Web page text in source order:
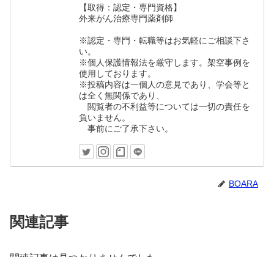
【取得：認定・専門資格】
外来がん治療専門薬剤師
※認定・専門・転職等はお気軽にご相談下さ
い。
※個人保護情報法を厳守します。架空事例を
使用しております。
※投稿内容は一個人の意見であり、学会等と
は全く無関係であり、
閲覧者の不利益等については一切の責任を
負いません。
事前にご了承下さい。
BOARA
関連記事